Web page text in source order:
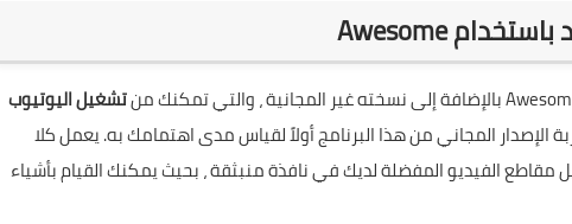
تشغيل اليوتيوب
نوصيك بتجربة الإصدار المجاني من هذا البرنامج أولاً لقياس مدى اهتمامك به. يعمل كلا
مقاطع الفيديو المفضلة لديك في نافذة منبثقة ، بحيث يمكنك القيام بأشياء